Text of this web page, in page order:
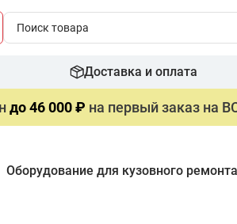
Доставка и оплата
до 46 000 ₽ на первый заказ на
Оборудование для кузовного ремонта